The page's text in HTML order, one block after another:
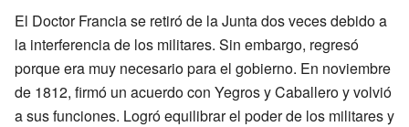
El Doctor Francia se retiró de la Junta dos veces debido a
la interferencia de los militares. Sin embargo, regresó
porque era muy necesario para el gobierno. En noviembre
de 1812, firmó un acuerdo con Yegros y Caballero y volvió
a sus funciones. Logró equilibrar el poder de los militares y